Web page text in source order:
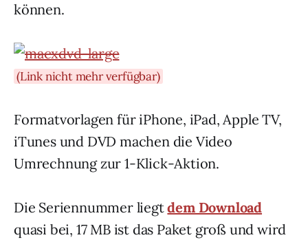
können.
(Link nicht mehr verfügbar)
Formatvorlagen für iPhone, iPad, Apple TV,
iTunes und DVD machen die Video
Umrechnung zur 1-Klick-Aktion.
Die Seriennummer liegtdem Download
quasi bei, 17 MB ist das Paket groß und wird